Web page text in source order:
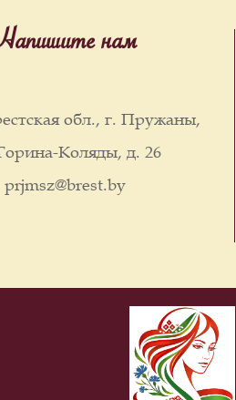
нам
обл., г. Пружаны,
Коляды, д. 26
prjmsz@brest.by